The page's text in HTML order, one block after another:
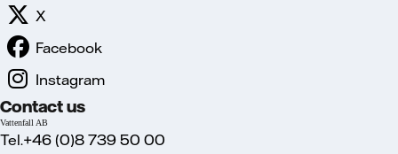
X
Facebook
Instagram
Contact us
Vattenfall AB
Tel.+46 (0)8 739 50 00